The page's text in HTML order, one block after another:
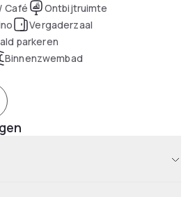
Café
Ontbijtruimte
Vergaderzaal
parkeren
Binnenzwembad